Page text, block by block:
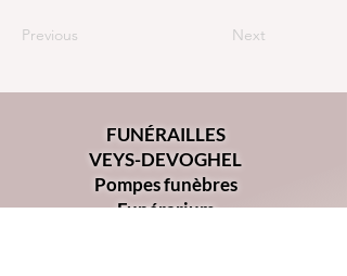
Previous Next
FUNÉRAILLES
VEYS-DEVOGHEL
Pompes funèbres
Funérarium